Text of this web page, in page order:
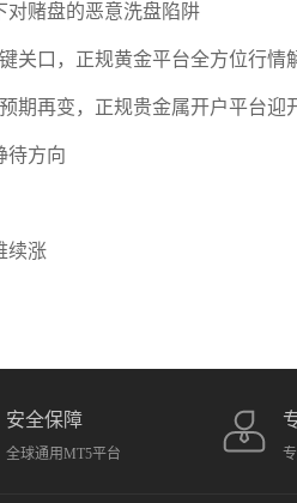
对赌盘的恶意洗盘陷阱
关口，正规黄金平台全方位行情
期再变，正规贵金属开户平台迎
待方向
续涨
安全保障
全球通用MT5平台